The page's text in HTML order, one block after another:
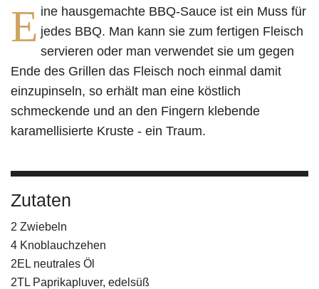
E ine hausgemachte BBQ-Sauce ist ein Muss für
jedes BBQ. Man kann sie zum fertigen Fleisch
servieren oder man verwendet sie um gegen
Ende des Grillen das Fleisch noch einmal damit
einzupinseln, so erhält man eine köstlich
schmeckende und an den Fingern klebende
karamellisierte Kruste - ein Traum.
Zutaten
2 Zwiebeln
4 Knoblauchzehen
2EL neutrales Öl
2TL Paprikapluver, edelsüß